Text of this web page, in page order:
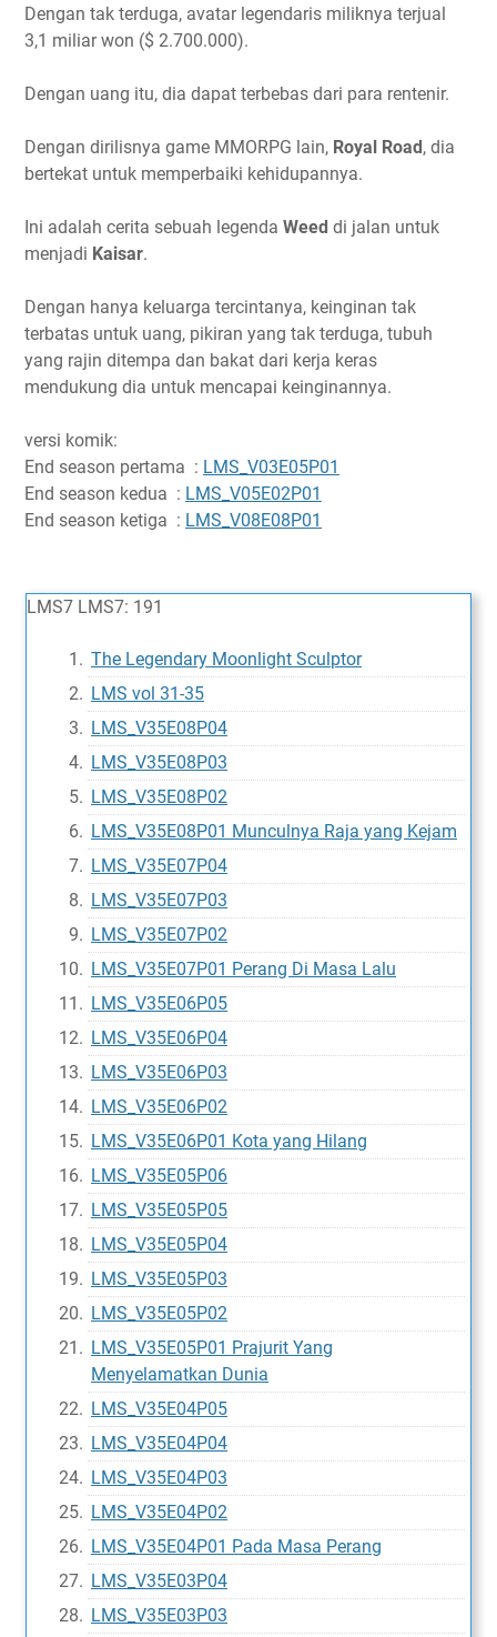
Dengan tak terduga, avatar legendaris miliknya terjual
3,1 miliar won ($ 2.700.000).
Dengan uang itu, dia dapat terbebas dari para rentenir.
Dengan dirilisnya game MMORPG lain, Royal Road , dia
bertekat untuk memperbaiki kehidupannya.
Ini adalah cerita sebuah legenda Weed di jalan untuk
menjadi Kaisar.
Dengan hanya keluarga tercintanya, keinginan tak
terbatas untuk uang, pikiran yang tak terduga, tubuh
yang rajin ditempa dan bakat dari kerja keras
mendukung dia untuk mencapai keinginannya.
versi komik:
End season pertama : LMS_V03E05P01
End season kedua : LMS_V05E02P01
End season ketiga : LMS_V08E08P01
LMS7 LMS7: 191
The Legendary Moonlight Sculptor
LMS vol 31-35
LMS_V35E08P04
LMS_V35E08P03
LMS_V35E08P02
LMS_V35E08P01 Munculnya Raja yang Kejam
LMS_V35E07P04
LMS_V35E07P03
LMS_V35E07P02
LMS_V35E07P01 Perang Di Masa Lalu
LMS_V35E06P05
LMS_V35E06P04
LMS_V35E06P03
LMS_V35E06P02
LMS_V35E06P01 Kota yang Hilang
LMS_V35E05P06
LMS_V35E05P05
LMS_V35E05P04
LMS_V35E05P03
LMS_V35E05P02
LMS_V35E05P01 Prajurit Yang
Menyelamatkan Dunia
LMS_V35E04P05
LMS_V35E04P04
LMS_V35E04P03
LMS_V35E04P02
LMS_V35E04P01 Pada Masa Perang
LMS_V35E03P04
LMS_V35E03P03